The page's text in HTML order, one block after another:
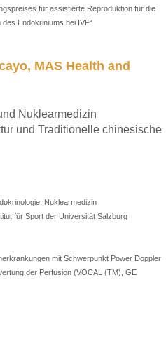
für assistierte Reproduktion für die
Endokriniums bei IVF“
MAS Health and
Nuklearmedizin
und Traditionelle chinesische
Nuklearmedizin
für Sport der Universität Salzburg
mit Schwerpunkt Power Doppler
der Perfusion (VOCAL (TM), GE